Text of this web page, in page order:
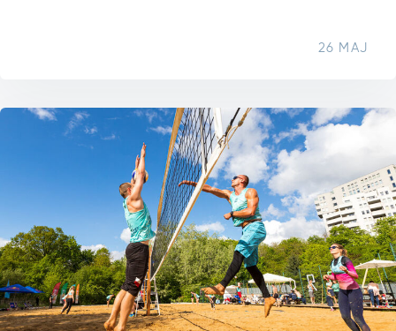
26 MAJ